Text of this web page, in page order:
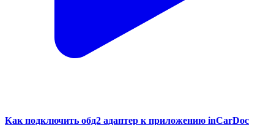
Как подключить обд2 адаптер к приложению inCarDoc